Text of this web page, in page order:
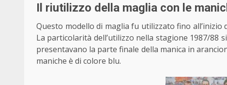
Il riutilizzo della maglia con le
Questo modello di maglia fu utilizzato fino
La particolarità dell’utilizzo nella stagione 1987/88
presentavano la parte finale della manica in
maniche è di colore blu.